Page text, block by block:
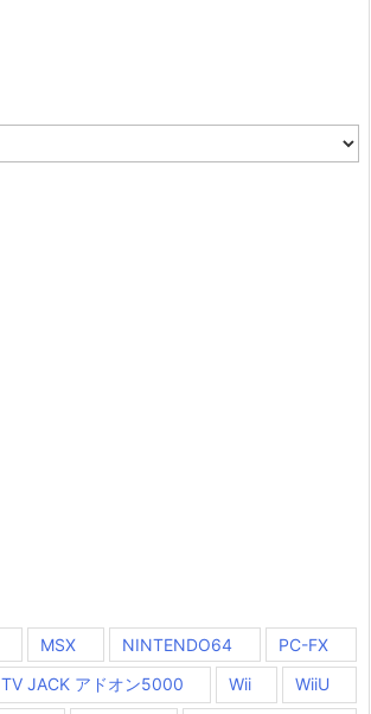
MSX NINTENDO64
PC-FX
TV JACK アドオン5000 Wii WiiU